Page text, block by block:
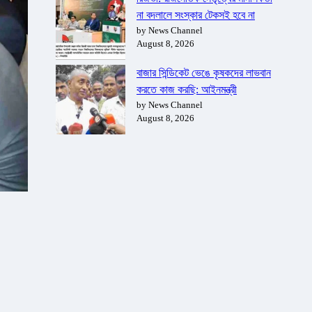
না বদলালে সংস্কার টেকসই হবে না
by News Channel
August 8, 2026
বাজার সিন্ডিকেট ভেঙে কৃষকদের লাভবান
করতে কাজ করছি: আইনমন্ত্রী
by News Channel
August 8, 2026